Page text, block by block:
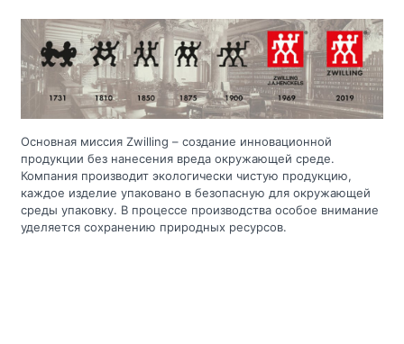
Основная миссия Zwilling – создание инновационной
продукции без нанесения вреда окружающей среде.
Компания производит экологически чистую продукцию,
каждое изделие упаковано в безопасную для окружающей
среды упаковку. В процессе производства особое внимание
уделяется сохранению природных ресурсов.